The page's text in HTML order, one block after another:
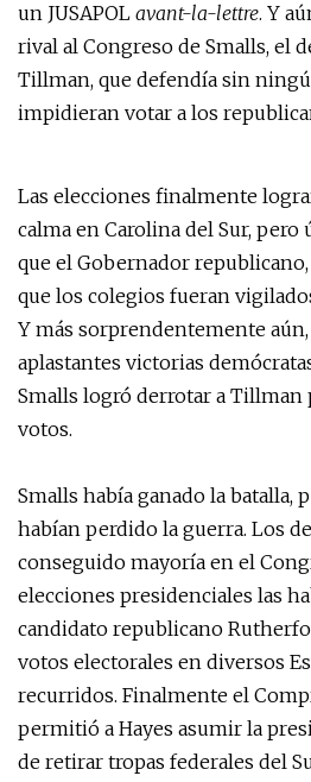
un JUSAPOL avant-la-lettre. Y
rival al Congreso de Smalls, el
Tillman, que defendía sin
impidieran votar a los
Las elecciones finalmente
calma en Carolina del Sur, pero
que el Gobernador
que los colegios fueran
Y más sorprendentemente aún,
aplastantes victorias
Smalls logró derrotar a Tillman
votos.
Smalls había ganado la batalla,
habían perdido la guerra. Los
conseguido mayoría en el
elecciones presidenciales las
candidato republicano
votos electorales en diversos
recurridos. Finalmente el
permitió a Hayes asumir la
de retirar tropas federales del